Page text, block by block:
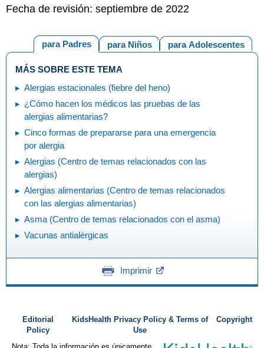
Fecha de revisión: septiembre de 2022
para Adolescentes
para Niños
para Padres
MÁS SOBRE ESTE TEMA
Alergias estacionales (fiebre del heno)
¿Cómo hacen los médicos las pruebas de las
alergias alimentarias?
Cinco formas de prepararse para una emergencia
por alergia
Alergias (Centro de temas relacionados con las
alergias)
Alergias alimentarias (Centro de temas relacionados
con las alergias alimentarias)
Asma (Centro de temas relacionados con el asma)
Vacunas antialérgicas
Imprimir
Editorial
Policy
KidsHealth Privacy Policy & Terms of
Use
Copyright